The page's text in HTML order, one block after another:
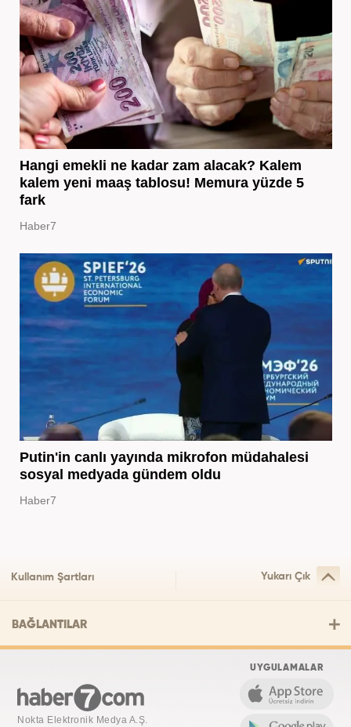
Hangi emekli ne kadar zam alacak? Kalem
kalem yeni maaş tablosu! Memura yüzde 5
fark
Haber7
Putin'in canlı yayında mikrofon müdahalesi
sosyal medyada gündem oldu
Haber7
Kullanım Şartları Yukarı Çık
BAĞLANTILAR
Nokta Elektronik Medya A.Ş.
UYGULAMALAR